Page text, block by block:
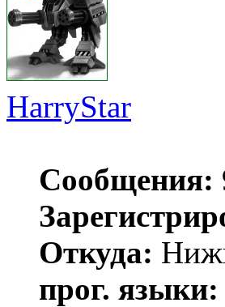
HarryStar
Сообщения:
Откуда:
прог. языки: